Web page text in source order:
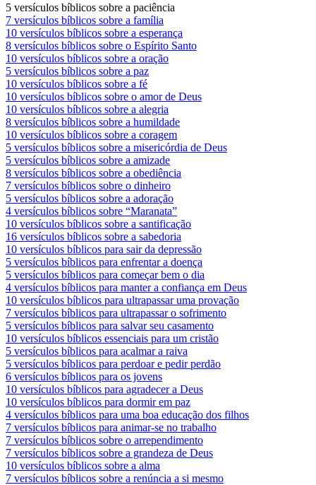
5 versículos bíblicos sobre a paciência
7 versículos bíblicos sobre a família
10 versículos bíblicos sobre a esperança
8 versículos bíblicos sobre o Espírito Santo
10 versículos bíblicos sobre a oração
5 versículos bíblicos sobre a paz
10 versículos bíblicos sobre a fé
10 versículos bíblicos sobre o amor de Deus
10 versículos bíblicos sobre a alegria
8 versículos bíblicos sobre a humildade
10 versículos bíblicos sobre a coragem
5 versículos bíblicos sobre a misericórdia de Deus
5 versículos bíblicos sobre a amizade
8 versículos bíblicos sobre a obediência
7 versículos bíblicos sobre o dinheiro
5 versículos bíblicos sobre a adoração
4 versículos bíblicos sobre “Maranata”
10 versículos bíblicos sobre a santificação
16 versículos bíblicos sobre a sabedoria
10 versículos bíblicos para sair da depressão
5 versículos bíblicos para enfrentar a doença
5 versículos bíblicos para começar bem o dia
4 versículos bíblicos para manter a confiança em Deus
10 versículos bíblicos para ultrapassar uma provação
7 versículos bíblicos para ultrapassar o sofrimento
5 versículos bíblicos para salvar seu casamento
10 versículos bíblicos essenciais para um cristão
5 versículos bíblicos para acalmar a raiva
5 versículos bíblicos para perdoar e pedir perdão
6 versículos bíblicos para os jovens
10 versículos bíblicos para agradecer a Deus
10 versículos bíblicos para dormir em paz
4 versículos bíblicos para uma boa educação dos filhos
7 versículos bíblicos para animar-se no trabalho
7 versículos bíblicos sobre o arrependimento
7 versículos bíblicos sobre a grandeza de Deus
10 versículos bíblicos sobre a alma
7 versículos bíblicos sobre a renúncia a si mesmo